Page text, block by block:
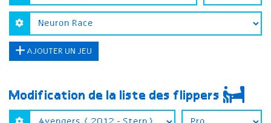
AJOUTER UN JEU
Modification de la liste des flippers